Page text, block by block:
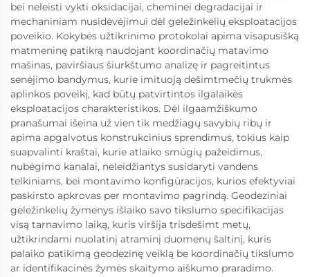
bei neleisti vykti oksidacijai, cheminei degradacijai ir
mechaniniam nusidėvėjimui dėl geležinkelių eksploatacijos
poveikio. Kokybės užtikrinimo protokolai apima visapusišką
matmeninę patikrą naudojant koordinačių matavimo
mašinas, paviršiaus šiurkštumo analizę ir pagreitintus
senėjimo bandymus, kurie imituoją dešimtmečių trukmės
aplinkos poveikį, kad būtų patvirtintos ilgalaikės
eksploatacijos charakteristikos. Dėl ilgaamžiškumo
pranašumai išeina už vien tik medžiagų savybių ribų ir
apima apgalvotus konstrukcinius sprendimus, tokius kaip
suapvalinti kraštai, kurie atlaiko smūgių pažeidimus,
nubėgimo kanalai, neleidžiantys susidaryti vandens
telkiniams, bei montavimo konfigūracijos, kurios efektyviai
paskirsto apkrovas per montavimo pagrindą. Geodeziniai
geležinkelių žymenys išlaiko savo tikslumo specifikacijas
visą tarnavimo laiką, kuris viršija trisdešimt metų,
užtikrindami nuolatinį atraminį duomenų šaltinį, kuris
palaiko patikimą geodezinę veiklą be koordinačių tikslumo
ar identifikacinės žymės skaitymo aiškumo praradimo.